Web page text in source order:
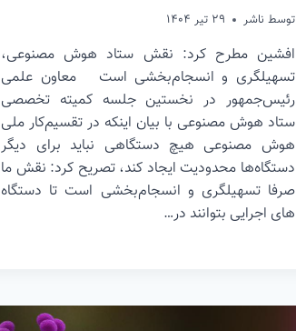
توسط ناشر ۲۹ تیر ۱۴۰۴
افشین مطرح کرد: نقش ستاد هوش مصنوعی،
تسهیلگری و انسجام‌بخشی است معاون علمی‌
رئیس‌جمهور در نخستین جلسه کمیته تخصصی
ستاد هوش مصنوعی با بیان اینکه در تقسیم‌کار ملی
هوش مصنوعی هیچ دستگاهی نباید برای دیگر
دستگاه‌ها محدودیت ایجاد کند، تصریح کرد: نقش ما
صرفا تسهیلگری و انسجام‌بخشی است تا دستگاه
های اجرایی بتوانند در…